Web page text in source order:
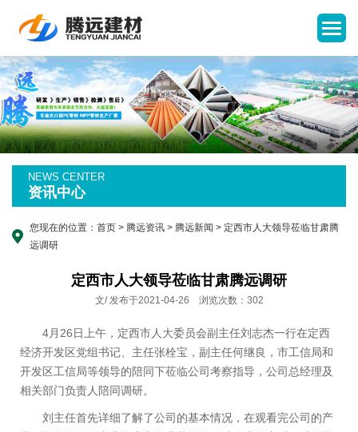
NEWS CENTER
资讯中心
您现在的位置： 首页 > 腾远资讯 > 腾远新闻 > 定西市人大领导莅临甘肃腾
远调研
定西市人大领导莅临甘肃腾远调研
文/ 发布于2021-04-26 浏览次数：302
4月26日上午，定西市人大委员会副主任刘志杰一行在定西
经济开发区党组书记、主任张栓宝，副主任何继良，市工信局和
开发区工信局等领导的陪同下莅临公司考察指导，公司总经理及
相关部门负责人陪同调研。
刘主任首先详细了解了公司的基本情况，在观看完公司的产